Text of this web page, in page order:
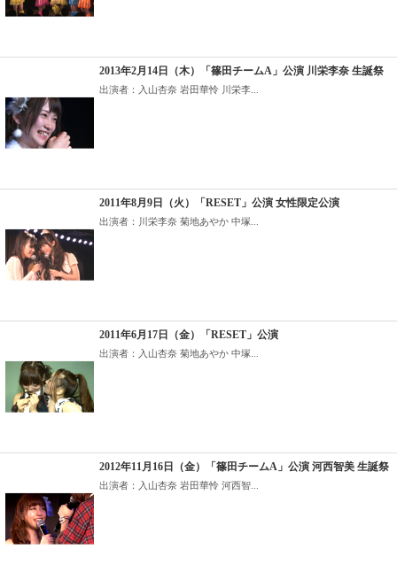
2013年2月14日（木）「篠田チームA」公演 川栄李奈 生誕祭
出演者：入山杏奈 岩田華怜 川栄李...
2011年8月9日（火）「RESET」公演 女性限定公演
出演者：川栄李奈 菊地あやか 中塚...
2011年6月17日（金）「RESET」公演
出演者：入山杏奈 菊地あやか 中塚...
2012年11月16日（金）「篠田チームA」公演 河西智美 生誕祭
出演者：入山杏奈 岩田華怜 河西智...